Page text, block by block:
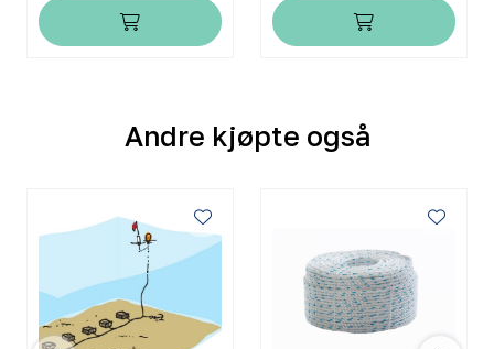
Andre kjøpte også